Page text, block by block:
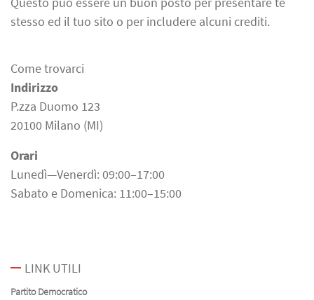
stesso ed il tuo sito o per includere alcuni crediti.
Come trovarci
Indirizzo
P.zza Duomo 123
20100 Milano (MI)
Orari
Lunedì—Venerdì: 09:00–17:00
Sabato e Domenica: 11:00–15:00
LINK UTILI
Partito Democratico